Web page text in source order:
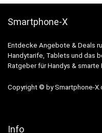
Smartphone-X
Entdecke Angebote & Deals
Handytarife, Tablets und das
Ratgeber für Handys & smarte
Copyright © by Smartphone-
Info